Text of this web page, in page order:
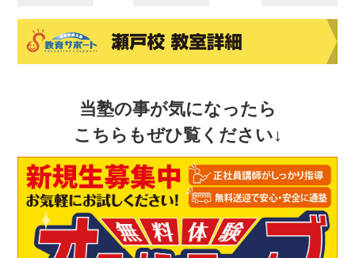
当塾の事が気になったら
こちらもぜひ覧ください↓